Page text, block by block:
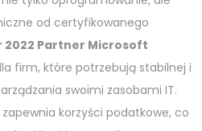
od certyfikowanego
2022 Partner Microsoft
firm, które potrzebują stabilnej i
swoimi zasobami IT.
korzyści podatkowe, co